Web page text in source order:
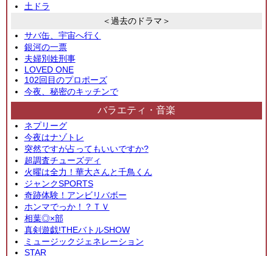
土ドラ
＜過去のドラマ＞
サバ缶、宇宙へ行く
銀河の一票
夫婦別姓刑事
LOVED ONE
102回目のプロポーズ
今夜、秘密のキッチンで
バラエティ・音楽
ネプリーグ
今夜はナゾトレ
突然ですが占ってもいいですか?
超調査チューズディ
火曜は全力！華大さんと千鳥くん
ジャンクSPORTS
奇跡体験！アンビリバボー
ホンマでっか！？ＴＶ
相葉◎×部
真剣遊戯!THEバトルSHOW
ミュージックジェネレーション
STAR